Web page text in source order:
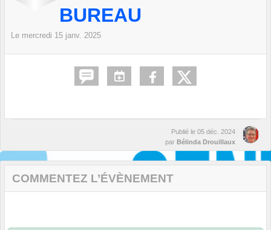
BUREAU
Le mercredi 15 janv. 2025
Publié le 05 déc. 2024
par Bélinda Drouillaux
COMMENTEZ L’ÉVÈNEMENT